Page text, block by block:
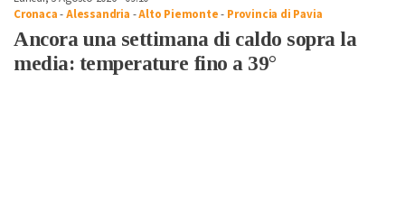
Cronaca-Alessandria -Alto Piemonte- Provincia di Pavia
Ancora una settimana di caldo sopra la
media: temperature fino a 39°